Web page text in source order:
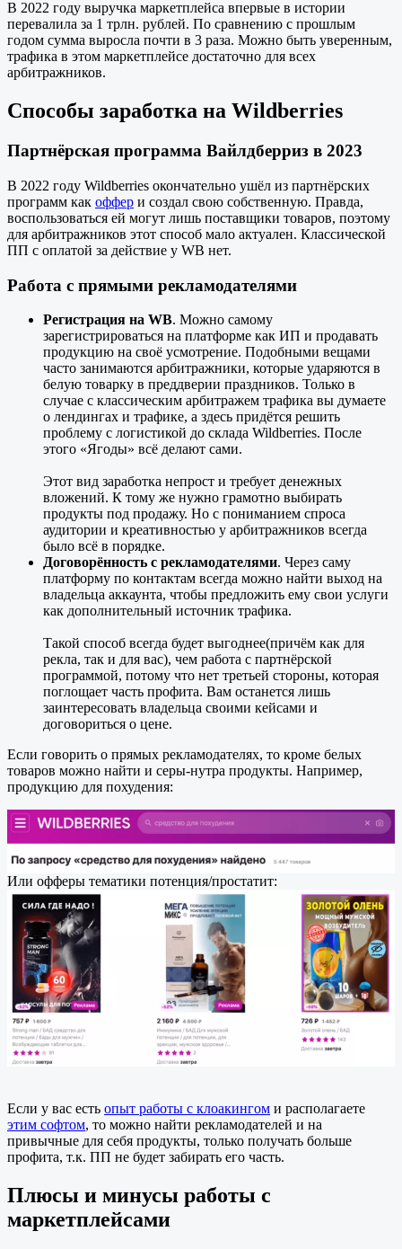
В 2022 году выручка маркетплейса впервые в истории
перевалила за 1 трлн. рублей. По сравнению с прошлым
годом сумма выросла почти в 3 раза. Можно быть уверенным,
трафика в этом маркетплейсе достаточно для всех
арбитражников.
Способы заработка на Wildberries
Партнёрская программа Вайлдберриз в 2023
В 2022 году Wildberries окончательно ушёл из партнёрских
программ как оффер и создал свою собственную. Правда,
воспользоваться ей могут лишь поставщики товаров, поэтому
для арбитражников этот способ мало актуален. Классической
ПП с оплатой за действие у WB нет.
Работа с прямыми рекламодателями
Регистрация на WB. Можно самому
зарегистрироваться на платформе как ИП и продавать
продукцию на своё усмотрение. Подобными вещами
часто занимаются арбитражники, которые ударяются в
белую товарку в преддверии праздников. Только в
случае с классическим арбитражем трафика вы думаете
о лендингах и трафике, а здесь придётся решить
проблему с логистикой до склада Wildberries. После
этого «Ягоды» всё делают сами.
Этот вид заработка непрост и требует денежных
вложений. К тому же нужно грамотно выбирать
продукты под продажу. Но с пониманием спроса
аудитории и креативностью у арбитражников всегда
было всё в порядке.
Договорённость с рекламодателями. Через саму
платформу по контактам всегда можно найти выход на
владельца аккаунта, чтобы предложить ему свои услуги
как дополнительный источник трафика.
Такой способ всегда будет выгоднее(причём как для
рекла, так и для вас), чем работа с партнёрской
программой, потому что нет третьей стороны, которая
поглощает часть профита. Вам останется лишь
заинтересовать владельца своими кейсами и
договориться о цене.
Если говорить о прямых рекламодателях, то кроме белых
товаров можно найти и серы-нутра продукты. Например,
продукцию для похудения:
Или офферы тематики потенция/простатит:
Если у вас есть опыт работы с клоакингом и располагаете
этим софтом, то можно найти рекламодателей и на
привычные для себя продукты, только получать больше
профита, т.к. ПП не будет забирать его часть.
Плюсы и минусы работы с
маркетплейсами